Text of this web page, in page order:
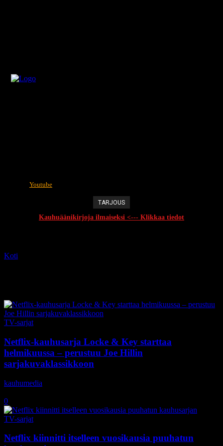
Youtube
TARJOUS
Kauhuäänikirjoja ilmaiseksi <--- Klikkaa tiedot
Koti
TV-sarjat
Netflix-kauhusarja Locke & Key starttaa
helmikuussa – perustuu Joe Hillin
sarjakuvaklassikkoon
kauhumedia
0
TV-sarjat
Netflix kiinnitti itselleen vuosikausia puuhatun